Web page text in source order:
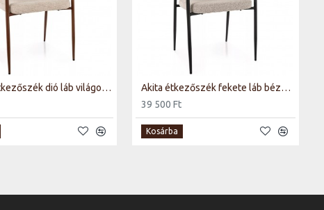
Akita D étkezőszék dió láb világos bézs Tap. 255
Akita étkezőszék fekete láb bézs Tap. 231
39 500 Ft
Kosárba